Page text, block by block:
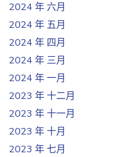
2024 年 六月
2024 年 五月
2024 年 四月
2024 年 三月
2024 年 一月
2023 年 十二月
2023 年 十一月
2023 年 十月
2023 年 七月